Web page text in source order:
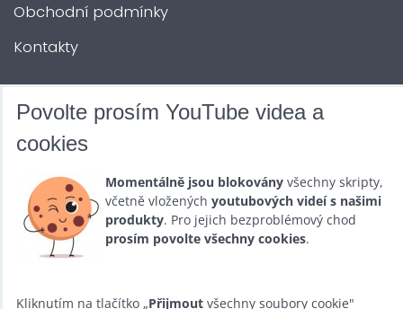
Obchodní podmínky
Kontakty
DALŠÍ SLUŽBY
Půjčovna
Promotéři
Kurzy a setkání
Velkoobchod
Povolte prosím YouTube videa a
cookies
Momentálně jsou blokovány všechny skripty,
včetně vložených youtubových videí s našimi
produkty. Pro jejich bezproblémový chod
prosím povolte všechny cookies.
Kliknutím na tlačítko „Přijmout všechny soubory cookie"